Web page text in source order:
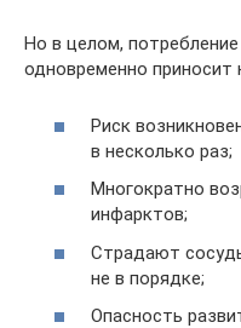
Но в целом,
одновременно приносит
Риск
в несколько раз;
Многократно
инфарктов;
Страдают
не в порядке;
Опасность